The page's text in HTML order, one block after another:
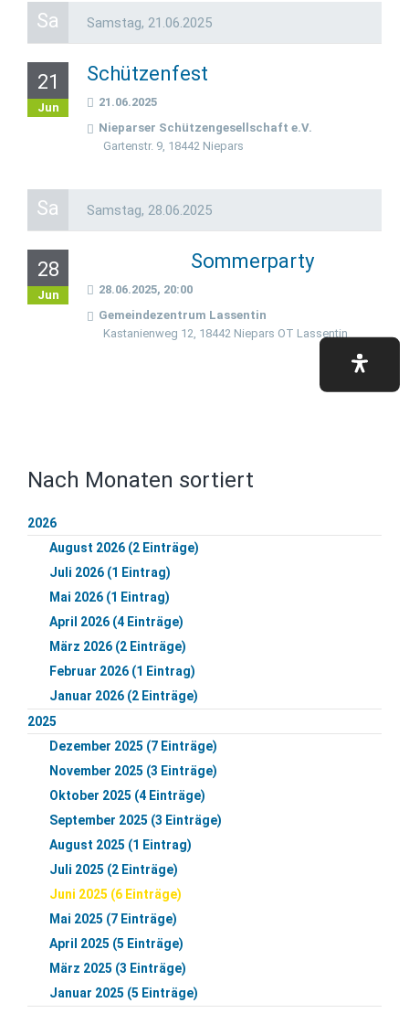
Sa Samstag, 21.06.2025
21
Jun
Schützenfest
21.06.2025
Nieparser Schützengesellschaft e.V.
Gartenstr. 9, 18442 Niepars
Sa Samstag, 28.06.2025
28
Jun
Sommerparty
28.06.2025, 20:00
Gemeindezentrum Lassentin
Kastanienweg 12, 18442 Niepars OT Lassentin
Nach Monaten sortiert
2026
August 2026 (2 Einträge)
Juli 2026 (1 Eintrag)
Mai 2026 (1 Eintrag)
April 2026 (4 Einträge)
März 2026 (2 Einträge)
Februar 2026 (1 Eintrag)
Januar 2026 (2 Einträge)
2025
Dezember 2025 (7 Einträge)
November 2025 (3 Einträge)
Oktober 2025 (4 Einträge)
September 2025 (3 Einträge)
August 2025 (1 Eintrag)
Juli 2025 (2 Einträge)
Juni 2025 (6 Einträge)
Mai 2025 (7 Einträge)
April 2025 (5 Einträge)
März 2025 (3 Einträge)
Januar 2025 (5 Einträge)